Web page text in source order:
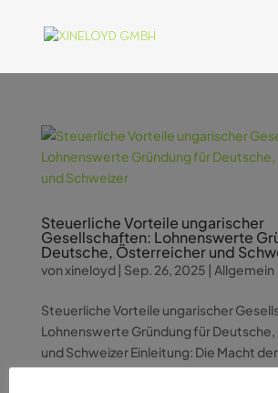
Steuerliche Vorteile ungarischer
Gesellschaften: Lohnenswerte
Deutsche, Österreicher und
vonxineloyd| Sep. 26, 2025 | Allgemein
Steuerliche Vorteile ungarischer
Lohnenswerte Gründung für
und Schweizer Einleitung: Die Macht
Steuerplanung In der heutigen